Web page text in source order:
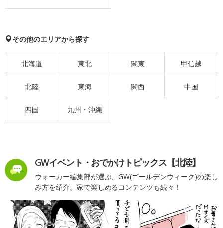
その他のエリアから探す
北海道 東北 関東 甲信越
北陸 東海 関西 中国
四国 九州・沖縄
GWイベント・おでかけトピックス【北陸】
ウォーカー編集部が選ぶ、GW(ゴールデンウィーク)の楽し
み方を紹介。家で楽しめるコンテンツも続々！